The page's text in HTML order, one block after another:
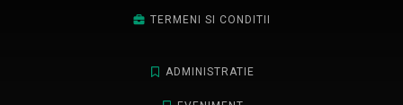
TERMENI SI CONDITII
ADMINISTRATIE